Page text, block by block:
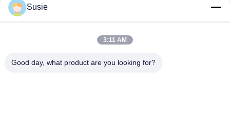
Susie
3:11 AM
Good day, what product are you looking for?